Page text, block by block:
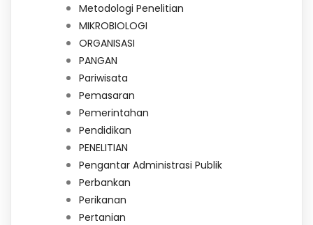
Metodologi Penelitian
MIKROBIOLOGI
ORGANISASI
PANGAN
Pariwisata
Pemasaran
Pemerintahan
Pendidikan
PENELITIAN
Pengantar Administrasi Publik
Perbankan
Perikanan
Pertanian